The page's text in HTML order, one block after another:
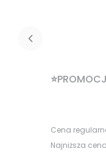
Cena
Najniższa